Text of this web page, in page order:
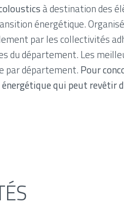
à destination des
énergétique.
par les collectivités
du département. Les
par département. Pour
qui peut revêtir